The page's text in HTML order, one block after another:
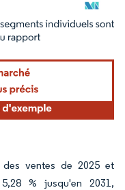
une attribution sous CC BY
des ventes de 2025 et
% jusqu'en 2031,